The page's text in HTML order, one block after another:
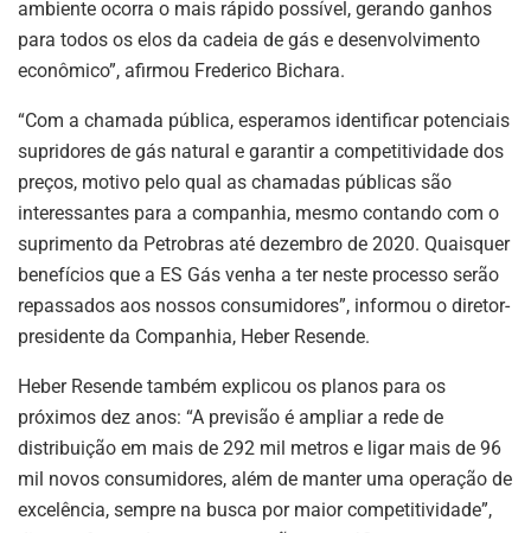
ambiente ocorra o mais rápido possível, gerando ganhos
para todos os elos da cadeia de gás e desenvolvimento
econômico”, afirmou Frederico Bichara.
“Com a chamada pública, esperamos identificar potenciais
supridores de gás natural e garantir a competitividade dos
preços, motivo pelo qual as chamadas públicas são
interessantes para a companhia, mesmo contando com o
suprimento da Petrobras até dezembro de 2020. Quaisquer
benefícios que a ES Gás venha a ter neste processo serão
repassados aos nossos consumidores”, informou o diretor-
presidente da Companhia, Heber Resende.
Heber Resende também explicou os planos para os
próximos dez anos: “A previsão é ampliar a rede de
distribuição em mais de 292 mil metros e ligar mais de 96
mil novos consumidores, além de manter uma operação de
excelência, sempre na busca por maior competitividade”,